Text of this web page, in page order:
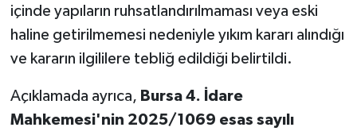
içinde yapıların ruhsatlandırılmaması veya eski
haline getirilmemesi nedeniyle yıkım kararı alındığı
ve kararın ilgililere tebliğ edildiği belirtildi.
Açıklamada ayrıca, Bursa 4. İdare
Mahkemesi'nin 2025/1069 esas sayılı